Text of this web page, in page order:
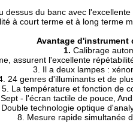
dessus du banc avec
à court terme et à long terme
Avantage d'instrument
1. Calibrage
assurent l'excellente
3. Il a deux lampes :
24 genres d'illuminants et de
5. La température et fonction de
- l'écran tactile de pouce,
technologie optique
8. Mesure rapide simultanée